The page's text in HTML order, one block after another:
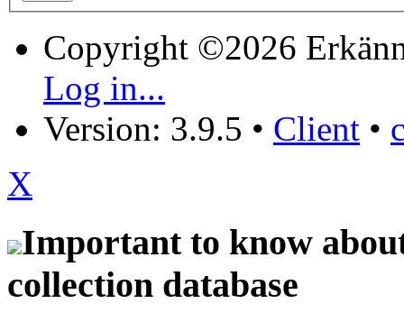
Copyright ©2026
Log in...
Version: 3.9.5 • Client •
X
Important to know
collection database